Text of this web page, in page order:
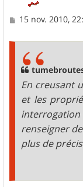
M15 nov. 2010,
En creusant
et les
renseigner
plus de